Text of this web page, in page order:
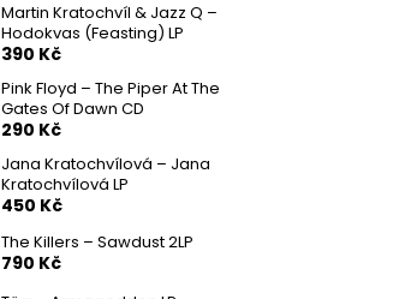
Martin Kratochvíl & Jazz Q ‎–
Hodokvas (Feasting) LP
390 Kč
Pink Floyd – The Piper At The
Gates Of Dawn CD
290 Kč
Jana Kratochvílová – Jana
Kratochvílová LP
450 Kč
The Killers – Sawdust 2LP
790 Kč